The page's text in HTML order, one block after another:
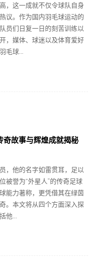
，这一成就不仅令球队自身
议。作为国内羽毛球运动的
员们日复一日的刻苦训练以
，媒体、球迷以及体育爱好
毛球...
奇故事与辉煌成就揭秘
，他的名字如雷贯耳，足以
被誉为“外星人”的传奇足球
能力著称，更凭借其在绿茵
。本文将从四个方面深入探
他...